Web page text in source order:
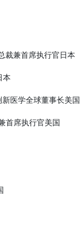
裁兼首席执行官日本
本
医学全球董事长美国
首席执行官美国